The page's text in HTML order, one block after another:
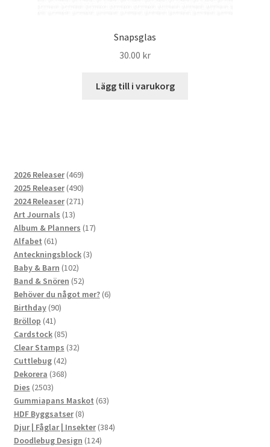
Snapsglas
30.00 kr
Lägg till i varukorg
2026 Releaser 469469
produkter
2025 Releaser 490490
produkter
2024 Releaser 271271
Art Journals 1313
produkter
Album & Planners 1717
Alfabet 6161
produkter
Anteckningsblock 33
Baby & Barn 102102
produkter
Band & Snören 5252
produkter
Behöver du något mer? 66
Birthday 9090
Bröllop 4141
produkter
Cardstock 8585
produkter
Clear Stamps 3232
Cuttlebug 4242
produkter
Dekorera 368368
Dies 25032503
produkter
Gummiapans Maskot 6363
HDF Byggsatser 88
produkter
Djur | Fåglar | Insekter 384384
Doodlebug Design 124124